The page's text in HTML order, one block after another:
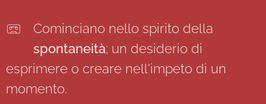
Cominciano nello spirito della
spontaneità; un desiderio di
esprimere o creare nell'impeto di un
momento.